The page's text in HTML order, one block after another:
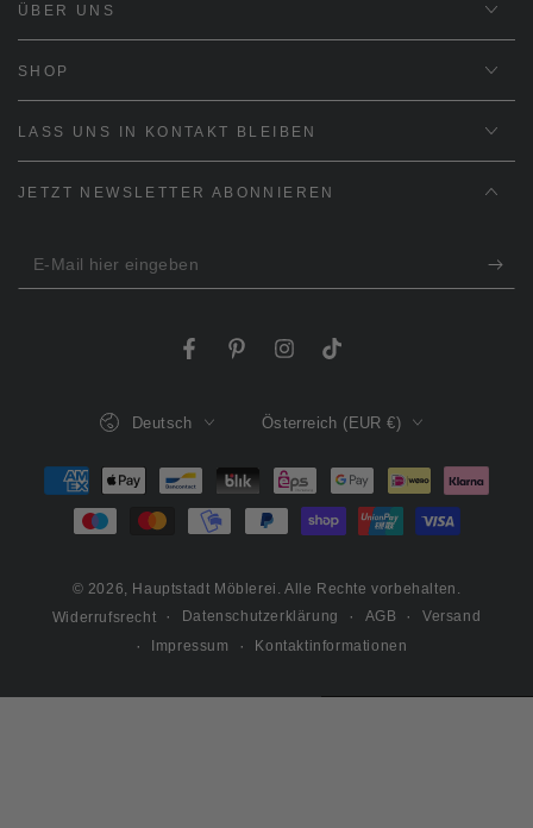
ÜBER UNS
SHOP
LASS UNS IN KONTAKT BLEIBEN
JETZT NEWSLETTER ABONNIEREN
E-
Mail
FacebookPinterestInstagram
TikTok
© 2026, Hauptstadt Möblerei . Alle Rechte vorbehalten.
Widerrufsrecht
Datenschutzerklärung AGB
Versand
Impressum
Kontaktinformationen
Deutsch Österreich (EUR €)
Zahlungsmöglichkeiten